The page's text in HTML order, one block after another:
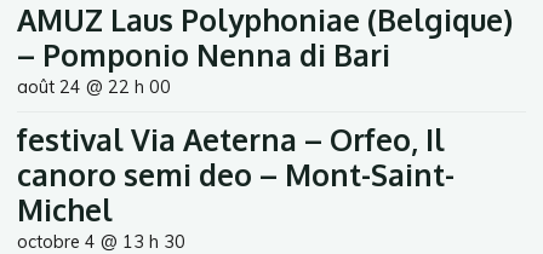
AMUZ Laus Polyphoniae (Belgique)
– Pomponio Nenna di Bari
août 24 @ 22 h 00
festival Via Aeterna – Orfeo, Il
canoro semi deo – Mont-Saint-
Michel
octobre 4 @ 13 h 30